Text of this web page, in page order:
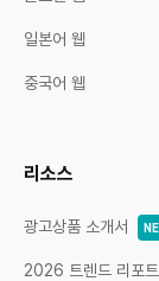
일본어 웹
중국어 웹
리소스
광고상품 소개서
2026 트렌드 리포트